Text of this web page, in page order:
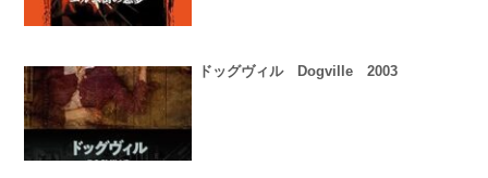
ドッグヴィル Dogville 2003